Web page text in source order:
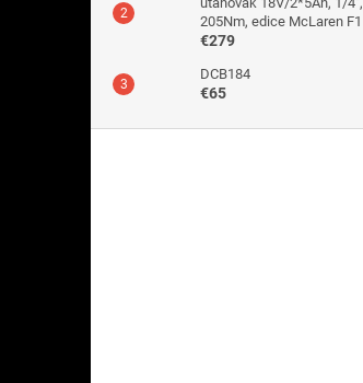
205Nm, edice McLaren F1
€279
DCB184
€65